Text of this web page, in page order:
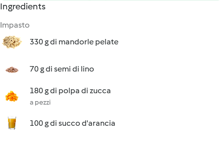
Ingredients
Impasto
330 g di mandorle pelate
70 g di semi di lino
180 g di polpa di zucca
a pezzi
100 g di succo d'arancia